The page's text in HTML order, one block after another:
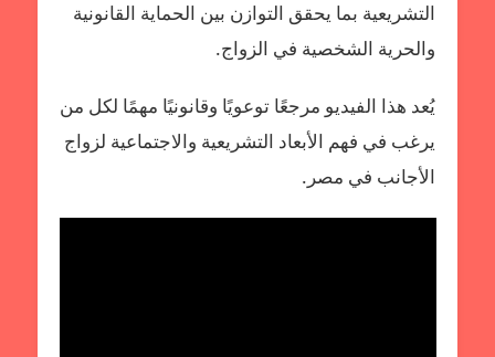
التشريعية بما يحقق التوازن بين الحماية القانونية
والحرية الشخصية في الزواج.
يُعد هذا الفيديو مرجعًا توعويًا وقانونيًا مهمًا لكل من
يرغب في فهم الأبعاد التشريعية والاجتماعية لزواج
الأجانب في مصر.